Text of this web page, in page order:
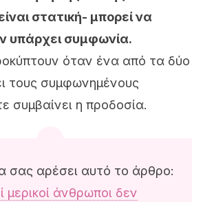
στατική- μπορεί να
υπάρχει συμφωνία.
όταν ένα από τα δύο
τους συμφωνημένους
συμβαίνει η προδοσία.
σας αρέσει αυτό το άρθρο:
μερικοί άνθρωποι δεν